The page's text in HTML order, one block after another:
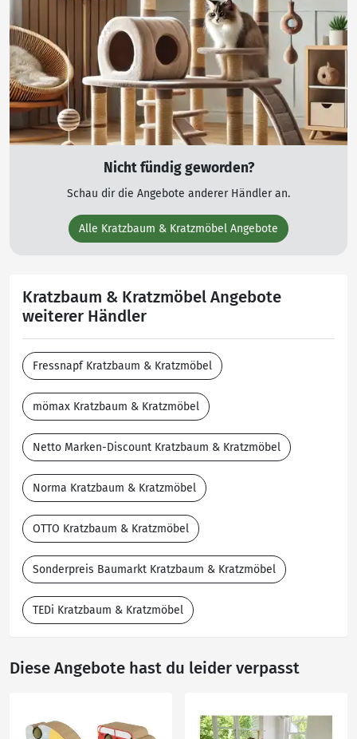
Nicht fündig geworden?
Schau dir die Angebote anderer Händler an.
Alle Kratzbaum & Kratzmöbel Angebote
Kratzbaum & Kratzmöbel Angebote
weiterer Händler
Fressnapf Kratzbaum & Kratzmöbel
mömax Kratzbaum & Kratzmöbel
Netto Marken-Discount Kratzbaum & Kratzmöbel
Norma Kratzbaum & Kratzmöbel
OTTO Kratzbaum & Kratzmöbel
Sonderpreis Baumarkt Kratzbaum & Kratzmöbel
TEDi Kratzbaum & Kratzmöbel
Diese Angebote hast du leider verpasst